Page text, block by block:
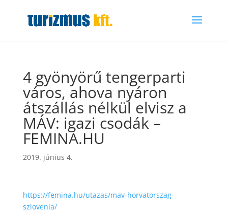
4 gyönyörű tengerparti
város, ahova nyáron
átszállás nélkül elvisz a
MÁV: igazi csodák –
FEMINA.HU
2019. június 4.
https://femina.hu/utazas/mav-horvatorszag-
szlovenia/